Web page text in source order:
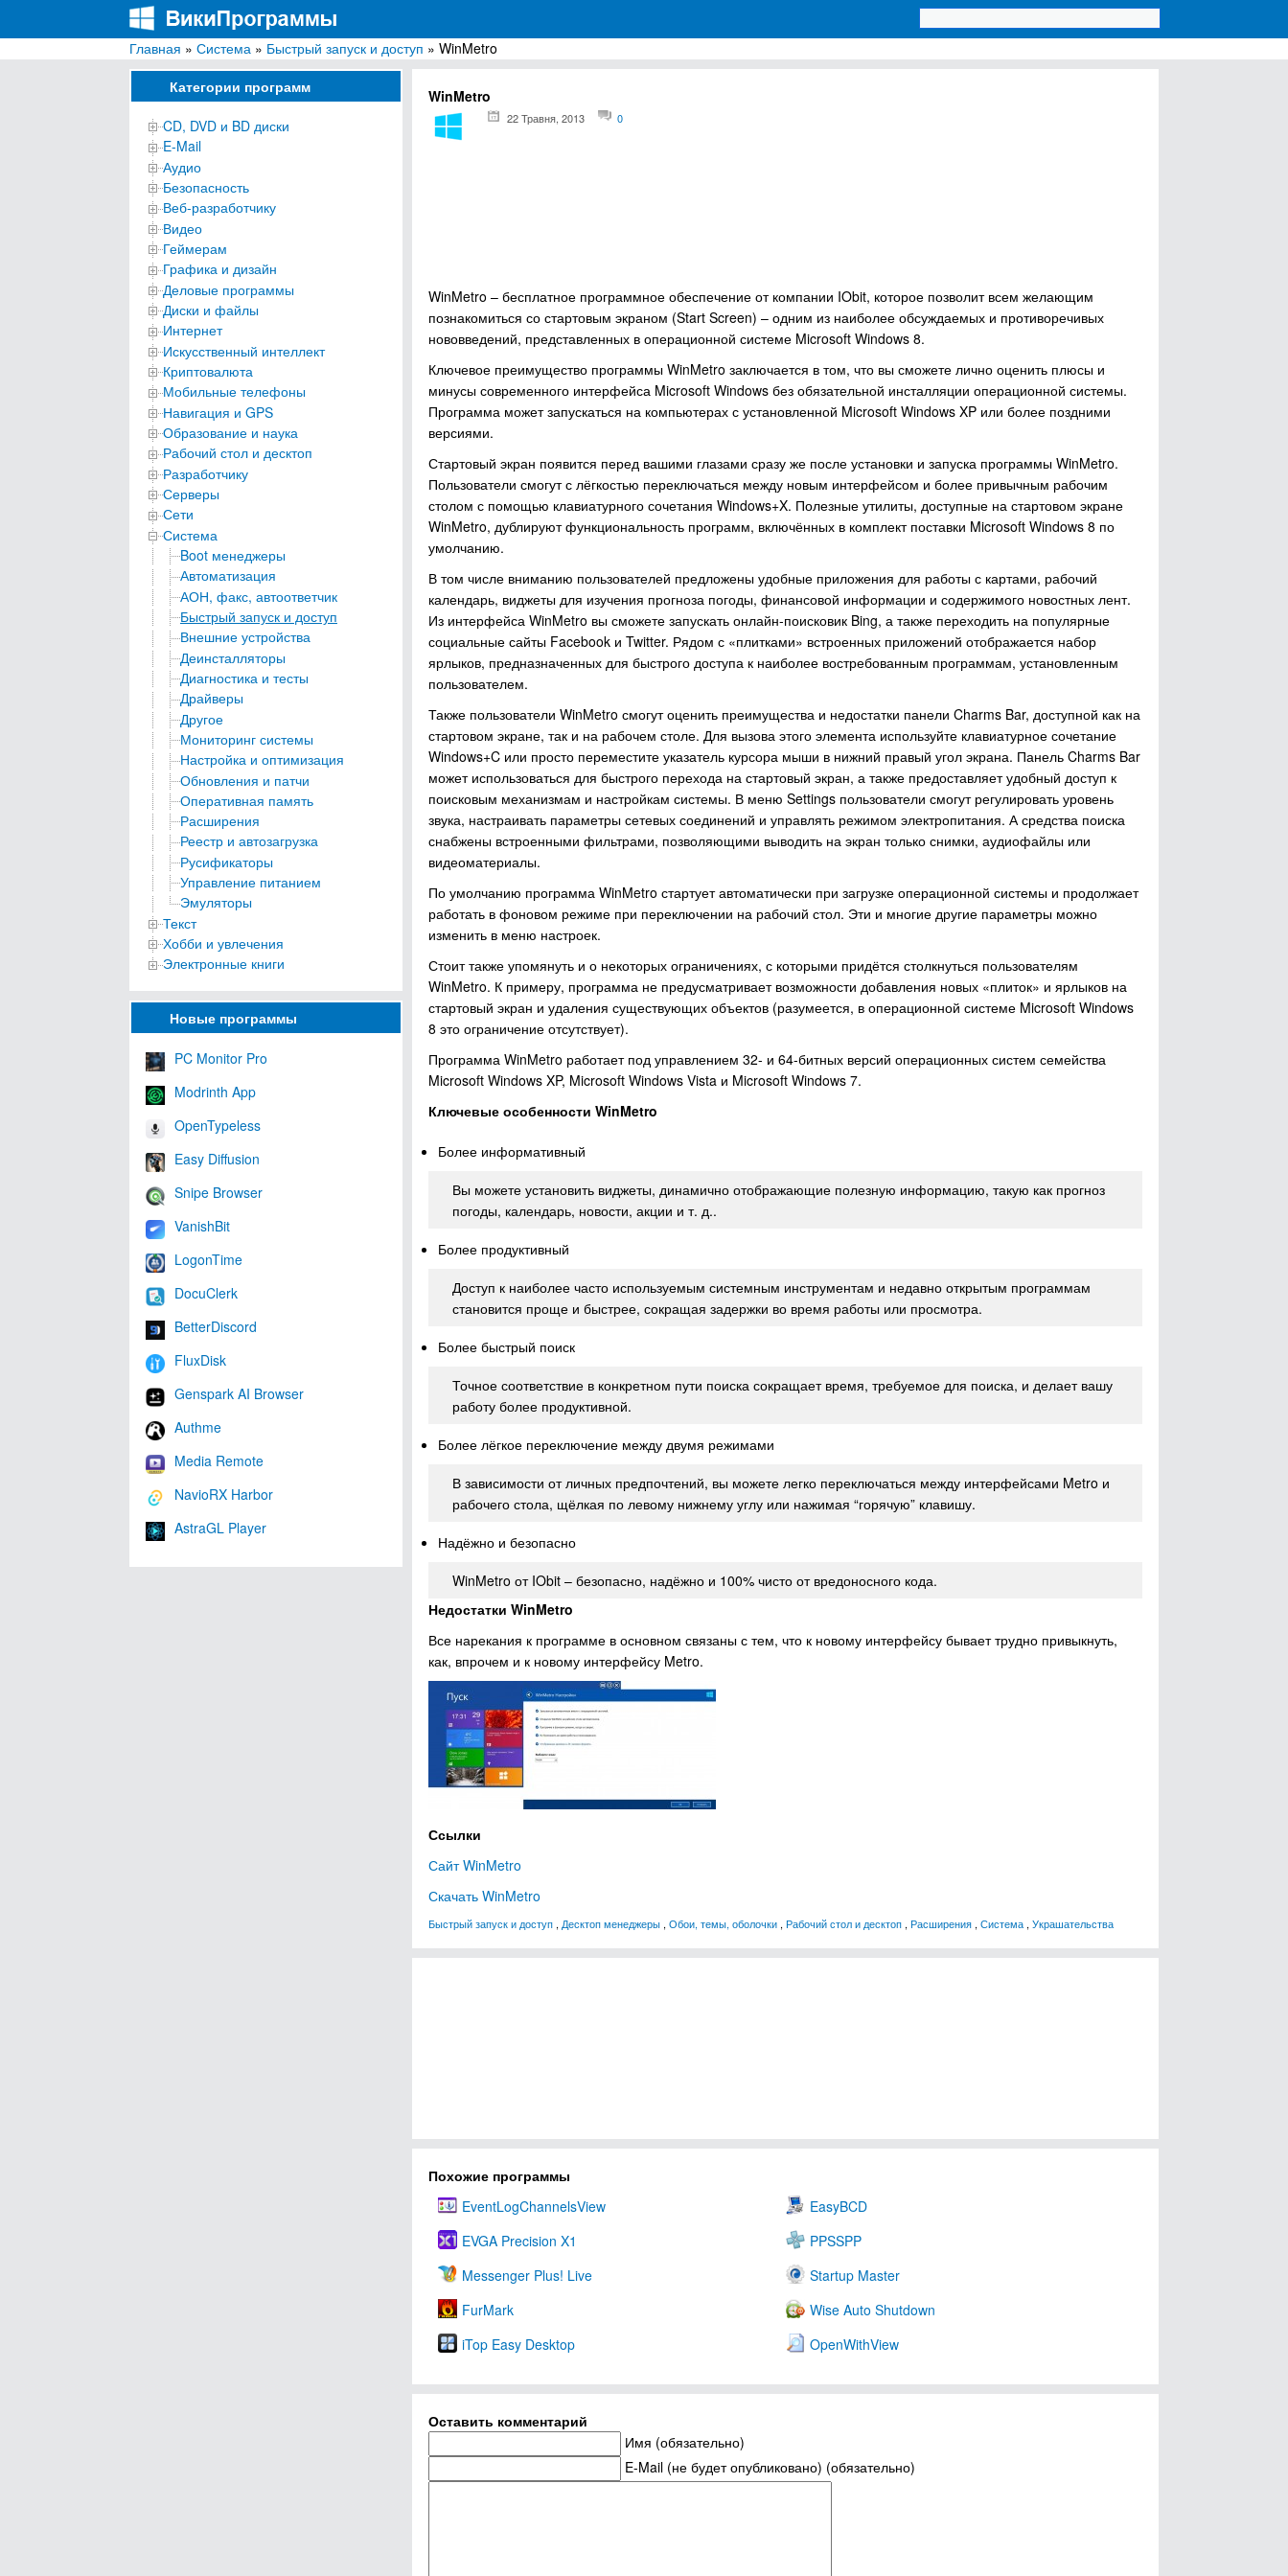
ВикиПрограммы
Энциклопедия бесплатных компьютерных программ для Windows
Главная » Система » Быстрый запуск и доступ » WinMetro
Категории программ
CD, DVD и BD диски
E-Mail
Аудио
Безопасность
Веб-разработчику
Видео
Геймерам
Графика и дизайн
Деловые программы
Диски и файлы
Интернет
Искусственный интеллект
Криптовалюта
Мобильные телефоны
Навигация и GPS
Образование и наука
Рабочий стол и десктоп
Разработчику
Серверы
Сети
Система
Boot менеджеры
Автоматизация
АОН, факс, автоответчик
Быстрый запуск и доступ
Внешние устройства
Деинсталляторы
Диагностика и тесты
Драйверы
Другое
Мониторинг системы
Настройка и оптимизация
Обновления и патчи
Оперативная память
Расширения
Реестр и автозагрузка
Русификаторы
Управление питанием
Эмуляторы
Текст
Хобби и увлечения
Электронные книги
Новые программы
PC Monitor Pro
Modrinth App
OpenTypeless
Easy Diffusion
Snipe Browser
VanishBit
LogonTime
DocuClerk
BetterDiscord
FluxDisk
Genspark AI Browser
Authme
Media Remote
NavioRX Harbor
AstraGL Player
WinMetro
22 Травня, 2013 0
WinMetro – бесплатное программное обеспечение от компании IObit, которое позволит всем желающим
познакомиться со стартовым экраном (Start Screen) – одним из наиболее обсуждаемых и противоречивых
нововведений, представленных в операционной системе Microsoft Windows 8.
Ключевое преимущество программы WinMetro заключается в том, что вы сможете лично оценить плюсы и
минусы современного интерфейса Microsoft Windows без обязательной инсталляции операционной системы.
Программа может запускаться на компьютерах с установленной Microsoft Windows XP или более поздними
версиями.
Стартовый экран появится перед вашими глазами сразу же после установки и запуска программы WinMetro.
Пользователи смогут с лёгкостью переключаться между новым интерфейсом и более привычным рабочим
столом с помощью клавиатурного сочетания Windows+X. Полезные утилиты, доступные на стартовом экране
WinMetro, дублируют функциональность программ, включённых в комплект поставки Microsoft Windows 8 по
умолчанию.
В том числе вниманию пользователей предложены удобные приложения для работы с картами, рабочий
календарь, виджеты для изучения прогноза погоды, финансовой информации и содержимого новостных лент.
Из интерфейса WinMetro вы сможете запускать онлайн-поисковик Bing, а также переходить на популярные
социальные сайты Facebook и Twitter. Рядом с «плитками» встроенных приложений отображается набор
ярлыков, предназначенных для быстрого доступа к наиболее востребованным программам, установленным
пользователем.
Также пользователи WinMetro смогут оценить преимущества и недостатки панели Charms Bar, доступной как на
стартовом экране, так и на рабочем столе. Для вызова этого элемента используйте клавиатурное сочетание
Windows+C или просто переместите указатель курсора мыши в нижний правый угол экрана. Панель Charms Bar
может использоваться для быстрого перехода на стартовый экран, а также предоставляет удобный доступ к
поисковым механизмам и настройкам системы. В меню Settings пользователи смогут регулировать уровень
звука, настраивать параметры сетевых соединений и управлять режимом электропитания. А средства поиска
снабжены встроенными фильтрами, позволяющими выводить на экран только снимки, аудиофайлы или
видеоматериалы.
По умолчанию программа WinMetro стартует автоматически при загрузке операционной системы и продолжает
работать в фоновом режиме при переключении на рабочий стол. Эти и многие другие параметры можно
изменить в меню настроек.
Стоит также упомянуть и о некоторых ограничениях, с которыми придётся столкнуться пользователям
WinMetro. К примеру, программа не предусматривает возможности добавления новых «плиток» и ярлыков на
стартовый экран и удаления существующих объектов (разумеется, в операционной системе Microsoft Windows
8 это ограничение отсутствует).
Программа WinMetro работает под управлением 32- и 64-битных версий операционных систем семейства
Microsoft Windows XP, Microsoft Windows Vista и Microsoft Windows 7.
Ключевые особенности WinMetro
Более информативный
Вы можете установить виджеты, динамично отображающие полезную информацию, такую как прогноз
погоды, календарь, новости, акции и т. д..
Более продуктивный
Доступ к наиболее часто используемым системным инструментам и недавно открытым программам
становится проще и быстрее, сокращая задержки во время работы или просмотра.
Более быстрый поиск
Точное соответствие в конкретном пути поиска сокращает время, требуемое для поиска, и делает вашу
работу более продуктивной.
Более лёгкое переключение между двумя режимами
В зависимости от личных предпочтений, вы можете легко переключаться между интерфейсами Metro и
рабочего стола, щёлкая по левому нижнему углу или нажимая “горячую” клавишу.
Надёжно и безопасно
WinMetro от IObit – безопасно, надёжно и 100% чисто от вредоносного кода.
Недостатки WinMetro
Все нарекания к программе в основном связаны с тем, что к новому интерфейсу бывает трудно привыкнуть,
как, впрочем и к новому интерфейсу Metro.
Ссылки
Сайт WinMetro
Скачать WinMetro
Быстрый запуск и доступ , Десктоп менеджеры , Обои, темы, оболочки , Рабочий стол и десктоп , Расширения , Система , Украшательства
Похожие программы
EventLogChannelsView
EasyBCD
EVGA Precision X1
PPSSPP
Messenger Plus! Live
Startup Master
FurMark
Wise Auto Shutdown
iTop Easy Desktop
OpenWithView
Оставить комментарий
Имя (обязательно)
E-Mail (не будет опубликовано) (обязательно)